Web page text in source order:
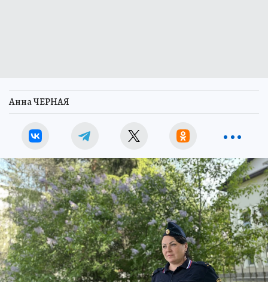
Анна ЧЕРНАЯ